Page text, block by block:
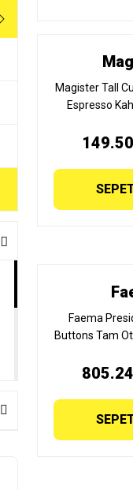
Magister Tall
Espresso
Faema
Buttons Tam